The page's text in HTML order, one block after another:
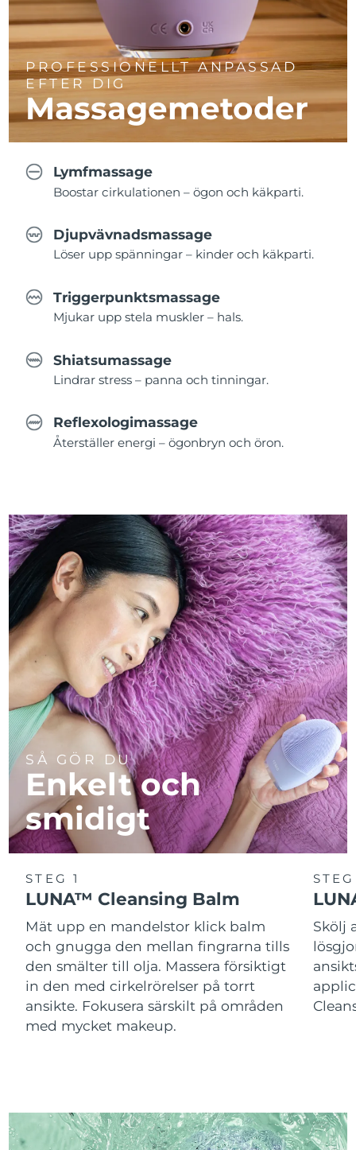
PROFESSIONELLT ANPASSAD
EFTER DIG
Massagemetoder
Lymfmassage
Boostar cirkulationen – ögon och käkparti.
Djupvävnadsmassage
Löser upp spänningar – kinder och käkparti.
Triggerpunktsmassage
Mjukar upp stela muskler – hals.
Shiatsumassage
Lindrar stress – panna och tinningar.
Reflexologimassage
Återställer energi – ögonbryn och öron.
SÅ GÖR DU
Enkelt och
smidigt
STEG 1
LUNA™ Cleansing Balm
Mät upp en mandelstor klick balm
och gnugga den mellan fingrarna tills
den smälter till olja. Massera försiktigt
in den med cirkelrörelser på torrt
ansikte. Fokusera särskilt på områden
med mycket makeup.
Skölj